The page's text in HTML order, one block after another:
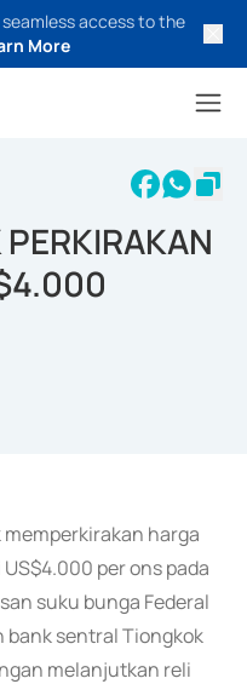
access to the
More
harga
per ons pada
suku bunga Federal
bank sentral Tiongkok
melanjutkan reli